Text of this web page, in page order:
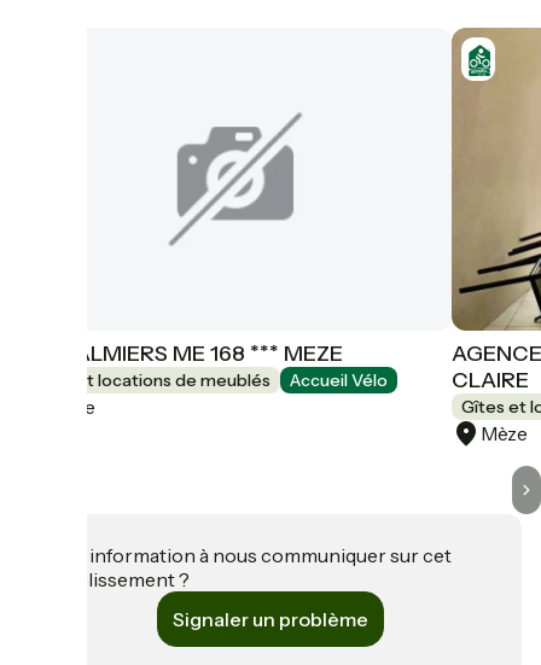
LES PALMIERS ME 168 *** MEZE
Gîtes et locations de meublés Accueil Vélo
Mèze
CLAIRE
Gîtes et
Mèze
Une information à nous communiquer sur cet
établissement ?
Signaler un problème